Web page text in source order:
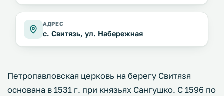
АДРЕС
с. Свитязь, ул. Набережная
Петропавловская церковь на берегу Свитязя
основана в 1531 г. при князьях Сангушко. С 1596 по